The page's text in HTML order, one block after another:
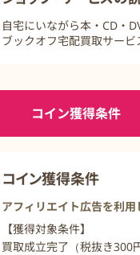
自宅にいながら本・CD・
ブックオフ宅配買取サービ
前に必ずお読みください
コイン獲得条件
コイン獲得条件
アフィリエイト広告を利用
【獲得対象条件】
買取成立完了（税抜き300